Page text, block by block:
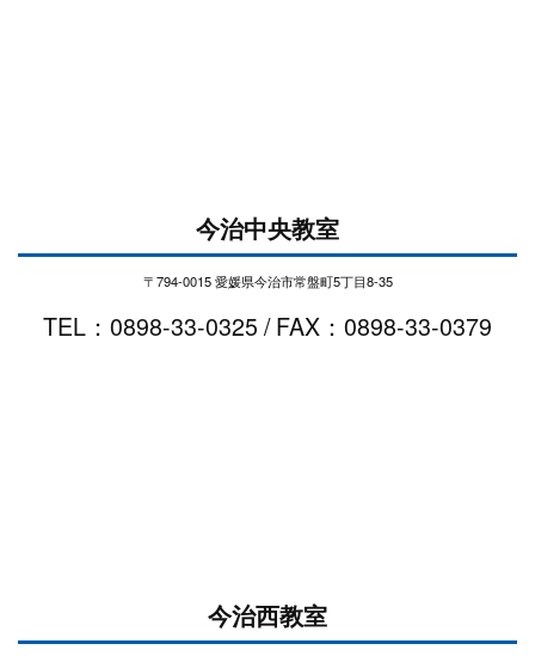
今治中央教室
〒794-0015 愛媛県今治市常盤町5丁目8-35
TEL：0898-33-0325 / FAX：0898-33-0379
今治西教室